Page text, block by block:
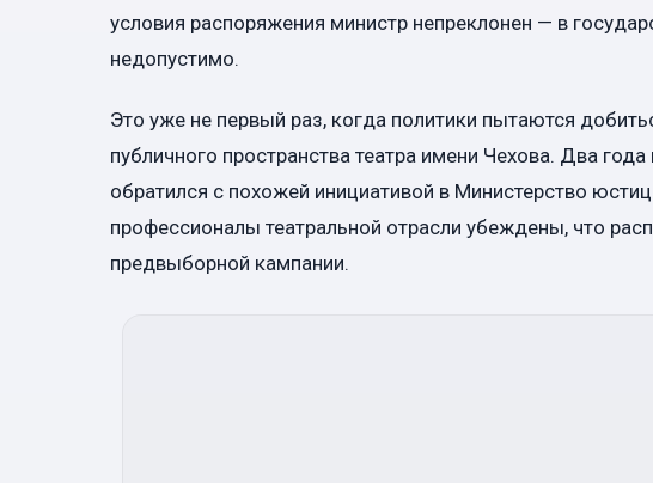
условия распоряжения министр непреклонен — в
недопустимо.
Это уже не первый раз, когда политики пытаются
публичного пространства театра имени Чехова. Два
обратился с похожей инициативой в Министерство
профессионалы театральной отрасли убеждены, что
предвыборной кампании.